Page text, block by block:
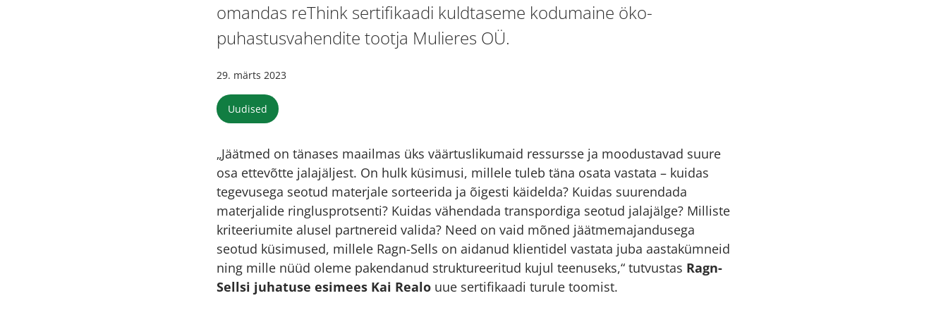
omandas reThink sertifikaadi kuldtaseme kodumaine öko-
puhastusvahendite tootja Mulieres OÜ.
29. märts 2023
Uudised
„Jäätmed on tänases maailmas üks väärtuslikumaid ressursse ja moodustavad suure
osa ettevõtte jalajäljest. On hulk küsimusi, millele tuleb täna osata vastata – kuidas
tegevusega seotud materjale sorteerida ja õigesti käidelda? Kuidas suurendada
materjalide ringlusprotsenti? Kuidas vähendada transpordiga seotud jalajälge? Milliste
kriteeriumite alusel partnereid valida? Need on vaid mõned jäätmemajandusega
seotud küsimused, millele Ragn-Sells on aidanud klientidel vastata juba aastakümneid
ning mille nüüd oleme pakendanud struktureeritud kujul teenuseks,“ tutvustas Ragn-
Sellsi juhatuse esimees Kai Realo uue sertifikaadi turule toomist.